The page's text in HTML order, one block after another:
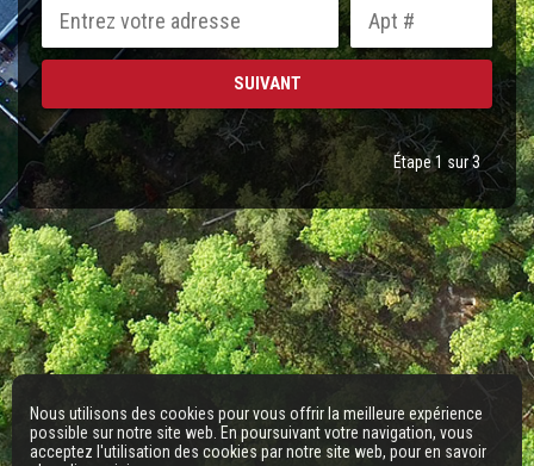
Étape 1 sur 3
Nous utilisons des cookies pour vous offrir la meilleure expérience
possible sur notre site web. En poursuivant votre navigation, vous
acceptez l'utilisation des cookies par notre site web, pour en savoir